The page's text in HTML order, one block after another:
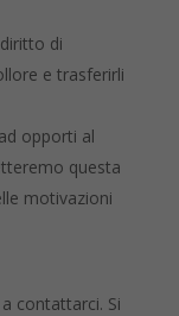
di
e trasferirli
opporti al
questa
motivazioni
contattarci. Si